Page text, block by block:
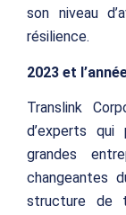
son niveau
résilience.
2023 et
Translink
d’experts
grandes
changeantes
structure de